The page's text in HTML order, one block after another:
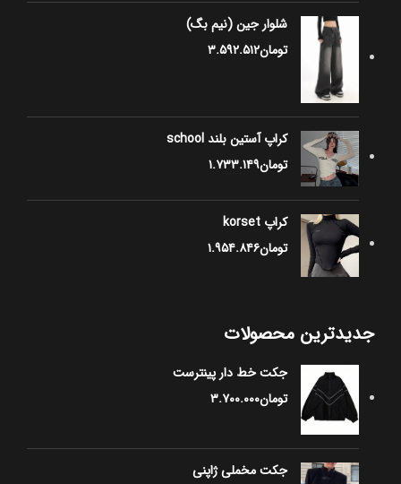
شلوار جین (نیم بگ)
تومان۳.۵۹۲.۵۱۲
کراپ آستین بلند school
تومان۱.۷۳۳.۱۴۹
کراپ korset
تومان۱.۹۵۴.۸۴۶
جدیدترین محصولات
جکت خط دار پینترست
تومان۳.۷۰۰.۰۰۰
جکت مخملی ژاپنی